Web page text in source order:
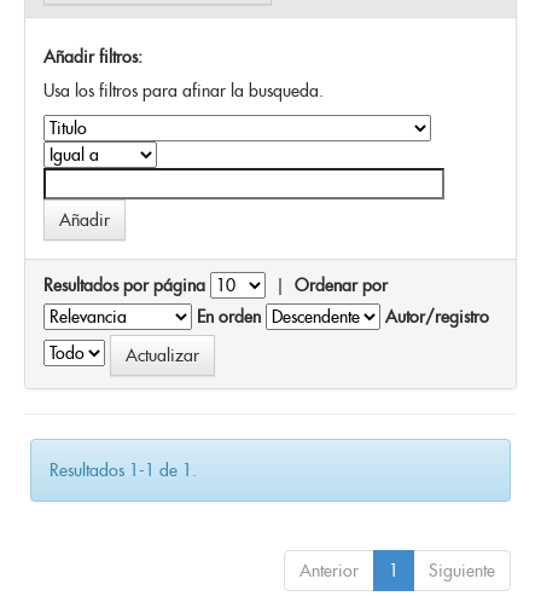
Añadir filtros:
Usa los filtros para afinar la busqueda.
Resultados por página | Ordenar por
En orden
Autor/registro
Resultados 1-1 de 1.
Anterior 1 Siguiente